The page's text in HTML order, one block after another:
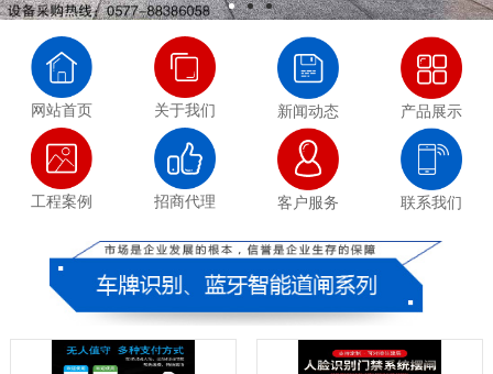
网站首页 关于我们 新闻动态 产品展示
工程案例 招商代理 客户服务 联系我们